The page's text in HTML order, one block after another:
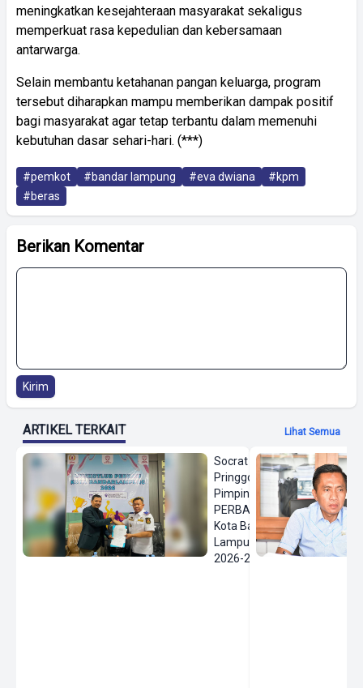
meningkatkan kesejahteraan masyarakat sekaligus
memperkuat rasa kepedulian dan kebersamaan
antarwarga.
Selain membantu ketahanan pangan keluarga, program
tersebut diharapkan mampu memberikan dampak positif
bagi masyarakat agar tetap terbantu dalam memenuhi
kebutuhan dasar sehari-hari. (***)
#pemkot #bandar lampung #eva dwiana
#kpm
#beras
Berikan Komentar
Kirim
ARTIKEL TERKAIT Lihat Semua
Socrat
Pringgodanu
Pimpin
PERBASI
Kota Bandar
Lampung
2026-2030